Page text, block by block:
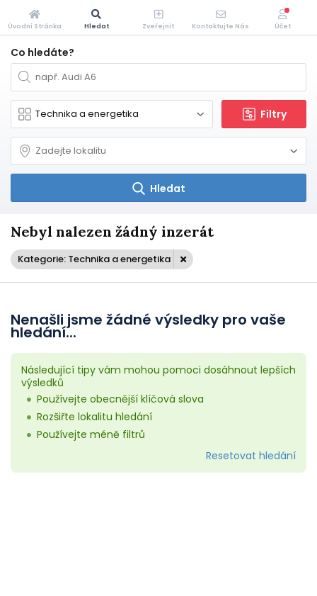
Co hledáte?
Filtry
Hledat
Nebyl nalezen žádný inzerát
Kategorie: Technika a energetika
Nenašli jsme žádné výsledky pro vaše
hledání...
Následující tipy vám mohou pomoci dosáhnout lepších
výsledků
Používejte obecnější klíčová slova
Rozšiřte lokalitu hledání
Používejte méně filtrů
Resetovat hledání
Úvodní Stránka Hledat Zveřejnit Kontaktujte Nás Účet